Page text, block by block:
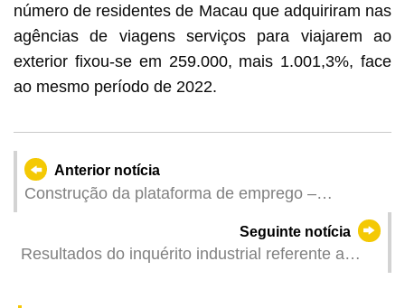
número de residentes de Macau que adquiriram nas
agências de viagens serviços para viajarem ao
exterior fixou-se em 259.000, mais 1.001,3%, face
ao mesmo período de 2022.
Anterior notícia
Construção da plataforma de emprego –
Lançamento da “Feira de emprego para jovens
2023” que oferece mais de 1 700 vagas de
emprego
Seguinte notícia
Resultados do inquérito industrial referente a